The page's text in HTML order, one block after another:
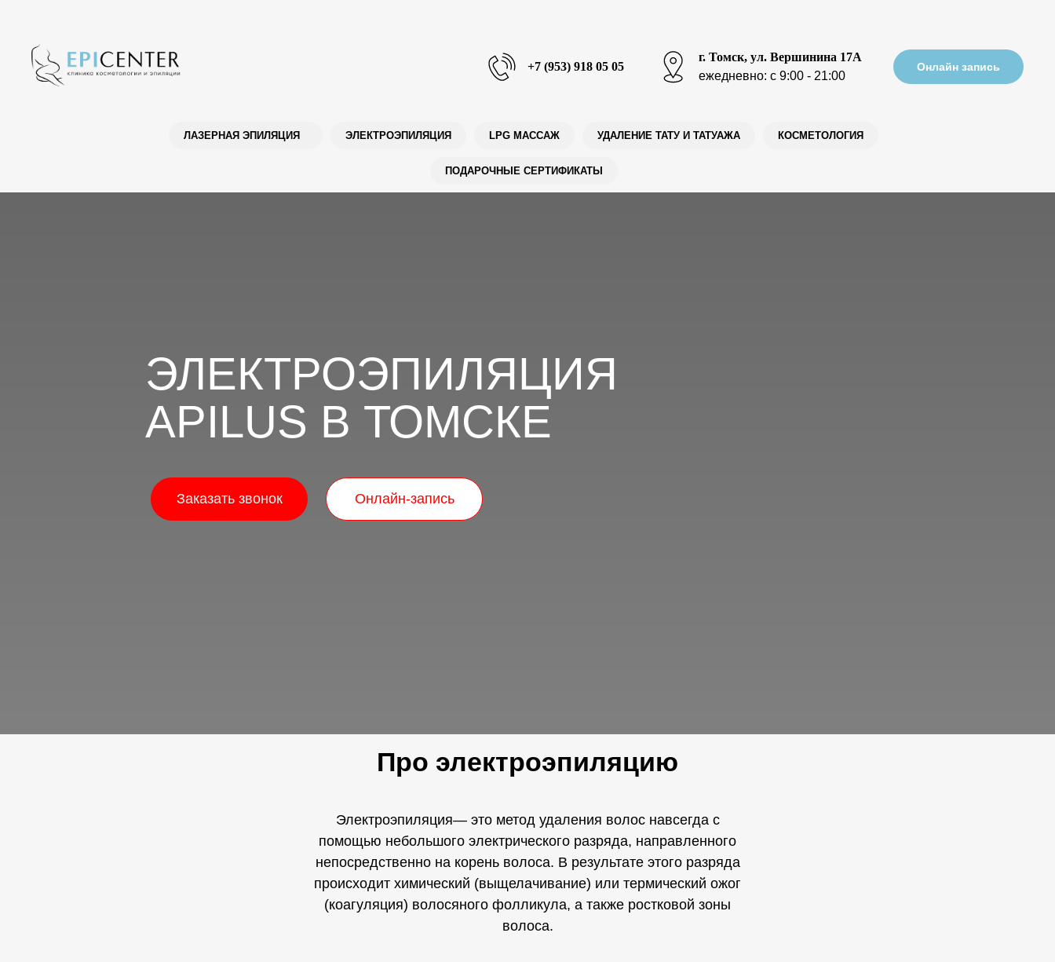
+7 (953) 918 05 05
г. Томск, ул. Вершинина 17А
ежедневно: с 9:00 - 21:00
Онлайн запись
ЛАЗЕРНАЯ ЭПИЛЯЦИЯ ЭЛЕКТРОЭПИЛЯЦИЯ LPG МАССАЖ УДАЛЕНИЕ ТАТУ И ТАТУАЖА КОСМЕТОЛОГИЯ
ПОДАРОЧНЫЕ СЕРТИФИКАТЫ
Заказать звонок Онлайн-запись
ЭЛЕКТРОЭПИЛЯЦИЯ
APILUS В ТОМСКЕ
Про электроэпиляцию
Электроэпиляция— это метод удаления волос навсегда с
помощью небольшого электрического разряда, направленного
непосредственно на корень волоса. В результате этого разряда
происходит химический (выщелачивание) или термический ожог
(коагуляция) волосяного фолликула, а также ростковой зоны
волоса.